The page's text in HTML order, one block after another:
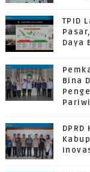
TPID
Daya
Bina